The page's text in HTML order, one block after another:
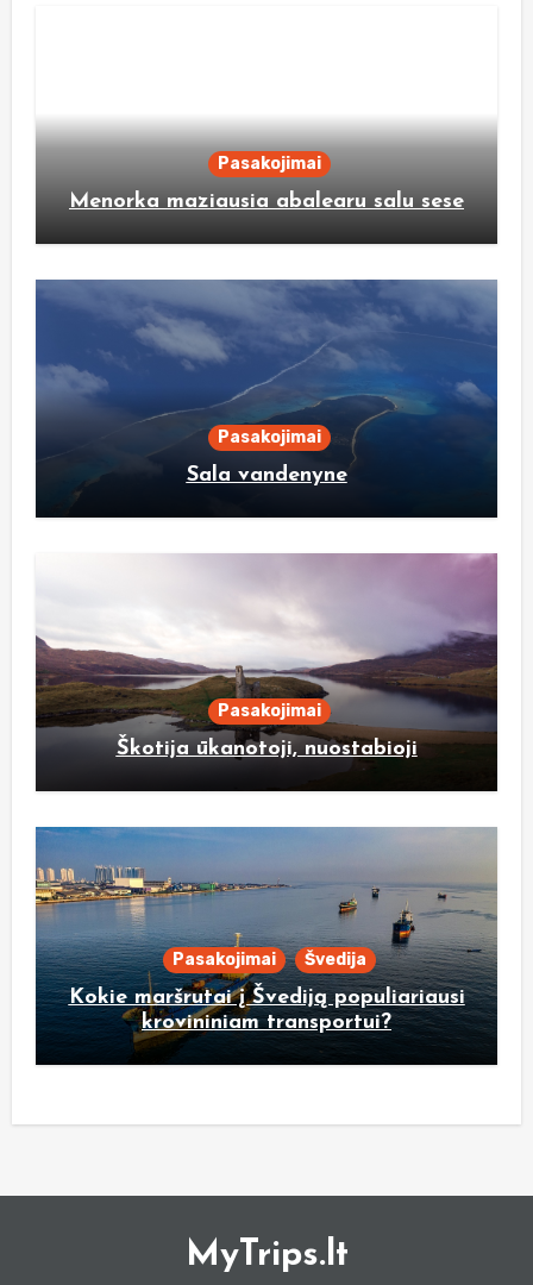
Pasakojimai
Menorka maziausia abalearu salu sese
Pasakojimai
Sala vandenyne
Pasakojimai
Škotija ūkanotoji, nuostabioji
Pasakojimai Švedija
Kokie maršrutai į Švediją populiariausi
krovininiam transportui?
MyTrips.lt